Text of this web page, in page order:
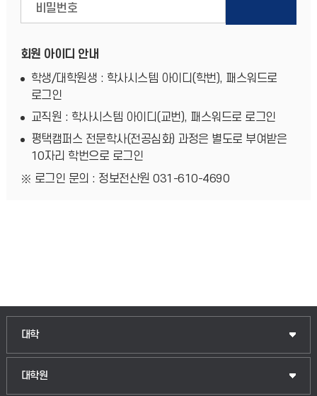
회원 아이디 안내
학생/대학원생 : 학사시스템 아이디(학번), 패스워드로
로그인
교직원 : 학사시스템 아이디(교번), 패스워드로 로그인
평택캠퍼스 전문학사(전공심화) 과정은 별도로 부여받은
10자리 학번으로 로그인
로그인 문의 : 정보전산원 031-610-4690
대학
인문융합공공인재학부
법경영학부
대학원
일반대학원